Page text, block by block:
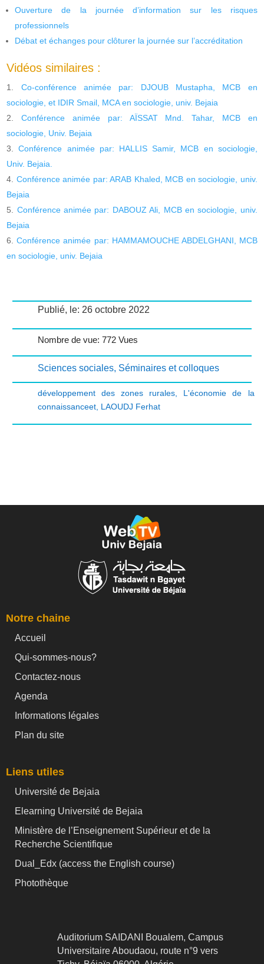
Ouverture de la journée d’information sur les risques
professionnels
Débat et échanges pour clôturer la journée sur l’accréditation
Vidéos similaires :
Co-conférence animée par: DJOUB Mustapha, MCB en
sociologie, et IDIR Smail, MCA en sociologie, univ. Bejaia
Conférence animée par: AÏSSAT Mnd. Tahar, MCB en
sociologie, Univ. Bejaia
Conférence animée par: HALLIS Samir, MCB en sociologie,
Univ. Bejaia.
Conférence animée par: ARAB Khaled, MCB en sociologie, univ.
Bejaia
Conférence animée par: DABOUZ Ali, MCB en sociologie, univ.
Bejaia
Conférence animée par: HAMMAMOUCHE ABDELGHANI, MCB
en sociologie, univ. Bejaia
Publié, le: 26 octobre 2022
Nombre de vue: 772 Vues
Sciences sociales, Séminaires et colloques
développement des zones rurales
L'économie de la
connaissanceet, LAOUDJ Ferhat
Notre chaine
Accueil
Qui-sommes-nous?
Contactez-nous
Agenda
Informations légales
Plan du site
Liens utiles
Université de Bejaia
Elearning Université de Bejaia
Ministère de l’Enseignement Supérieur et de la
Recherche Scientifique
Dual_Edx (access the English course)
Photothèque
Auditorium SAIDANI Boualem, Campus
Universitaire Aboudaou, route n°9 vers